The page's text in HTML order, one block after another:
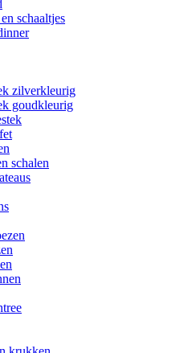
schaaltjes
zilverkleurig
goudkleurig
schalen